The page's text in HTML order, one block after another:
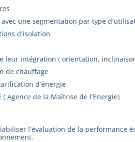
une segmentation par type
d’isolation
leur intégration ( orientation,
de chauffage
d’énergie
Agence de la Maîtrise de l’Energie)
l’évaluation de la performance